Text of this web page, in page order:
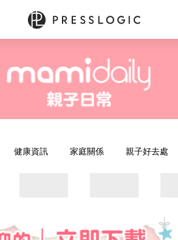
健康資訊 家庭關係 親子好去處